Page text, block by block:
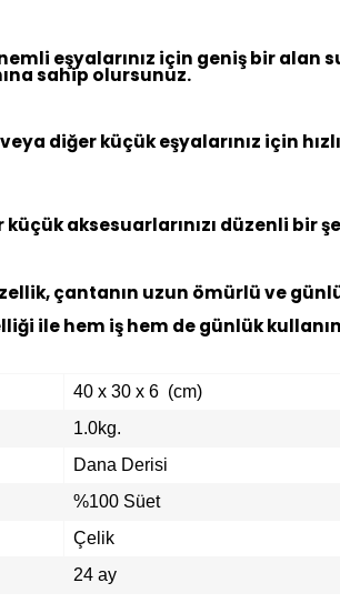
eşyalarınız için geniş bir alan
sahip olursunuz.
diğer küçük eşyalarınız için
aksesuarlarınızı düzenli bir
çantanın uzun ömürlü ve
ile hem iş hem de günlük
40 x 30 x 6 (cm)
1.0kg.
Dana Derisi
%100 Süet
Çelik
24 ay